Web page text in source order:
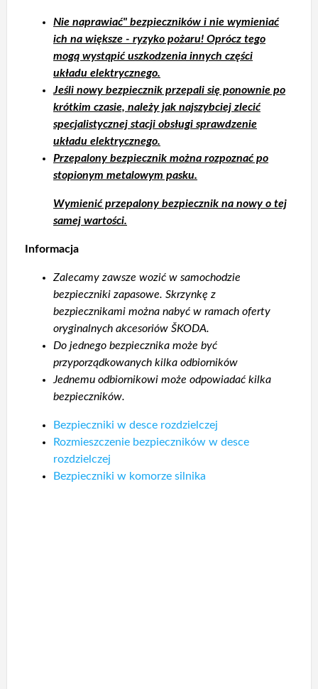
Nie naprawiać" bezpieczników i nie wymieniać
ich na większe - ryzyko pożaru! Oprócz tego
mogą wystąpić uszkodzenia innych części
układu elektrycznego.
Jeśli nowy bezpiecznik przepali się ponownie po
krótkim czasie, należy jak najszybciej zlecić
specjalistycznej stacji obsługi sprawdzenie
układu elektrycznego.
Przepalony bezpiecznik można rozpoznać po
stopionym metalowym pasku.
Wymienić przepalony bezpiecznik na nowy o tej
samej wartości.
Informacja
Zalecamy zawsze wozić w samochodzie
bezpieczniki zapasowe. Skrzynkę z
bezpiecznikami można nabyć w ramach oferty
oryginalnych akcesoriów ŠKODA.
Do jednego bezpiecznika może być
przyporządkowanych kilka odbiorników
Jednemu odbiornikowi może odpowiadać kilka
bezpieczników.
Bezpieczniki w desce rozdzielczej
Rozmieszczenie bezpieczników w desce
rozdzielczej
Bezpieczniki w komorze silnika